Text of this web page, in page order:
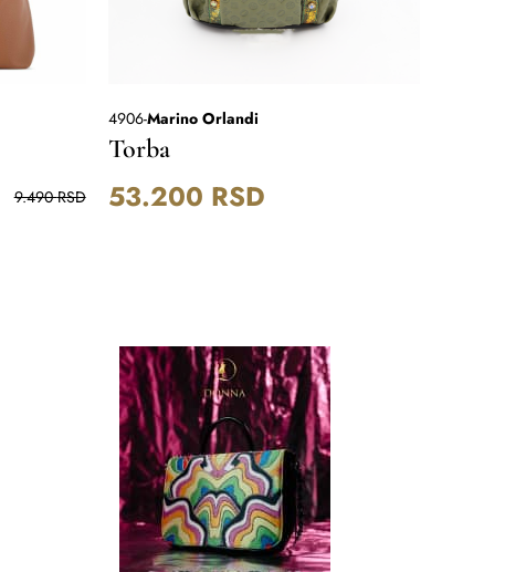
9.490RSD
4906-Marino Orlandi
Torba
53.200 RSD